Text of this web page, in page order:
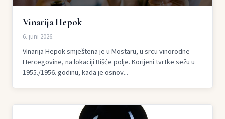
Vinarija Hepok
6. juni 2026.
Vinarija Hepok smještena je u Mostaru, u srcu vinorodne
Hercegovine, na lokaciji Bišće polje. Korijeni tvrtke sežu u
1955./1956. godinu, kada je osnov...